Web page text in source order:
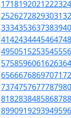
1718192021222324
2526272829303132
3334353637383940
4142434445464748
4950515253545556
5758596061626364
6566676869707172
7374757677787980
8182838485868788
8990919293949596